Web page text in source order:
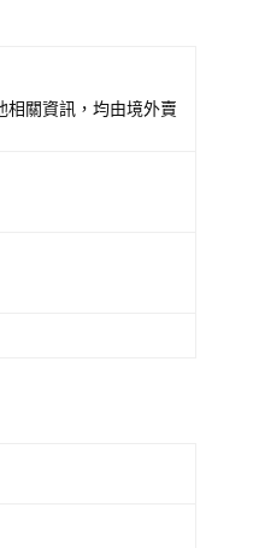
相關資訊，均由境外賣